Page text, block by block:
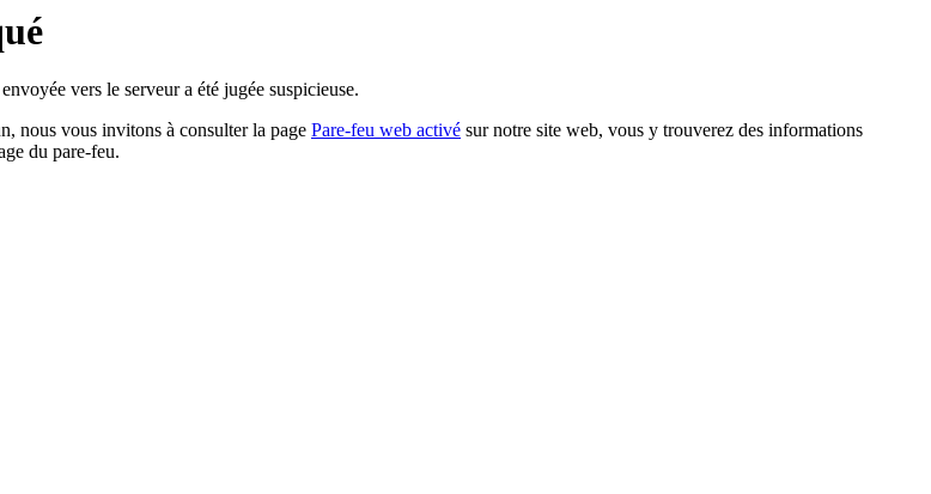
vers le serveur a été jugée suspicieuse.
nous vous invitons à consulter la page Pare-feu web activé sur notre site web, vous y trouverez des informations
du pare-feu.